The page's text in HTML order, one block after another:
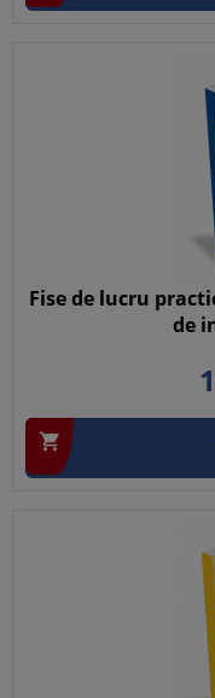
Fise de lucru
de
